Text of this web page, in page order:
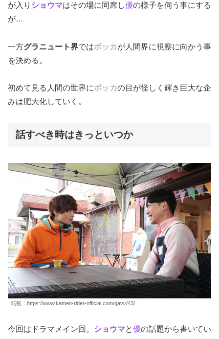
が入り ショウマはその場に同席し優の様子を伺う事にする
が…
一方グラニュート界ではボッカが人間界に視察に向かう事
を決める。
初めて見る人間の世界にボッカの目が怪しく輝き巨大な企
みは肥大化していく。
話すべき時はきっといつか
転載：https://www.kamen-rider-official.com/gavv/43/
今回はドラマメイン回。 ショウマと優の話題から書いてい